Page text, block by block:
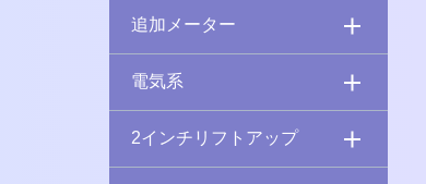
追加メーター
電気系
2インチリフトアップ